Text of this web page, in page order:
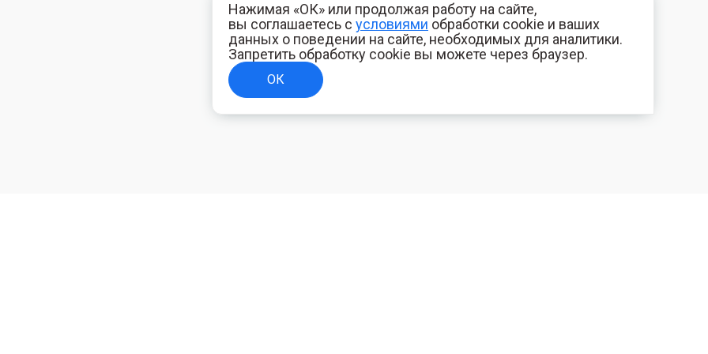
Нажимая «ОК» или продолжая работу на сайте,
вы соглашаетесь с условиями обработки cookie и ваших
данных о поведении на сайте, необходимых для аналитики.
Запретить обработку cookie вы можете через браузер.
ОК